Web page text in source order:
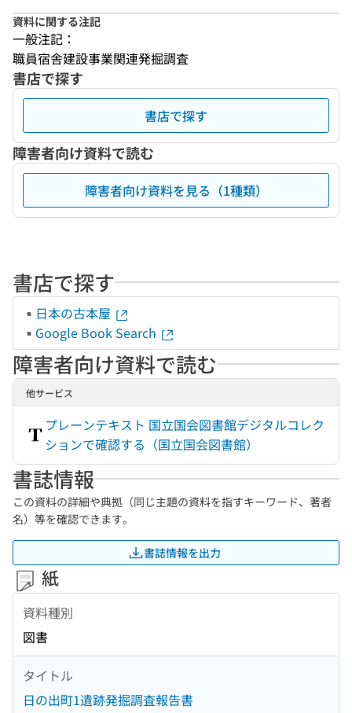
資料に関する注記
一般注記：
職員宿舎建設事業関連発掘調査
書店で探す
書店で探す
障害者向け資料で読む
障害者向け資料を見る（1種類）
書店で探す
日本の古本屋
Google Book Search
障害者向け資料で読む
他サービス
プレーンテキスト 国立国会図書館デジタルコレク
ションで確認する（国立国会図書館）
書誌情報
この資料の詳細や典拠（同じ主題の資料を指すキーワード、著者
名）等を確認できます。
書誌情報を出力
紙
資料種別
図書
タイトル
日の出町1遺跡発掘調査報告書